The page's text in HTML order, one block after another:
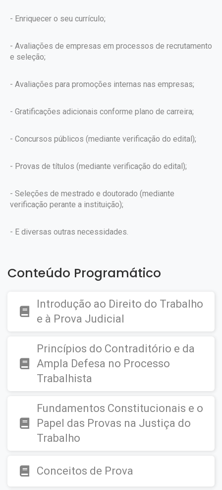
- Enriquecer o seu currículo;
- Avaliações de empresas em processos de recrutamento
e seleção;
- Avaliações para promoções internas nas empresas;
- Gratificações adicionais conforme plano de carreira;
- Concursos públicos (mediante verificação do edital);
- Provas de títulos (mediante verificação do edital);
- Seleções de mestrado e doutorado (mediante
verificação perante a instituição);
- E diversas outras necessidades.
Conteúdo Programático
Introdução ao Direito do Trabalho
e à Prova Judicial
Princípios do Contraditório e da
Ampla Defesa no Processo
Trabalhista
Fundamentos Constitucionais e o
Papel das Provas na Justiça do
Trabalho
Conceitos de Prova